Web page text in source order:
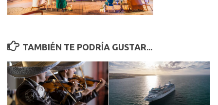
TAMBIÉN TE PODRÍA GUSTAR...